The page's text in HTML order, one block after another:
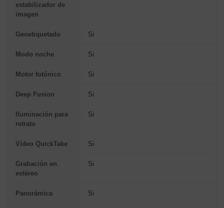
estabilizador de
imagen
Geoetiquetado Si
Modo noche Si
Motor fotónico Si
Deep Fusion Si
Iluminación para
retrato
Si
Vídeo QuickTake Si
Grabación en
estéreo
Si
Panorámica Si